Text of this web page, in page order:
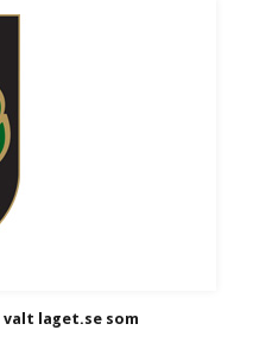
valt laget.se som